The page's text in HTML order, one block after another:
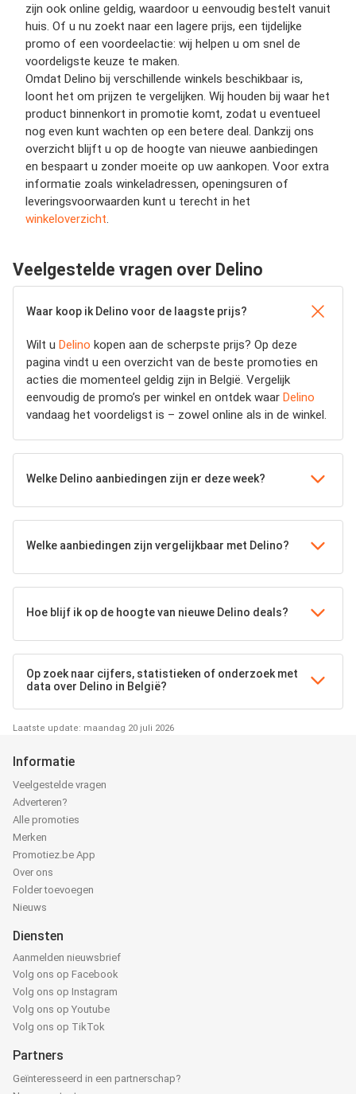
zijn ook online geldig, waardoor u eenvoudig bestelt vanuit
huis. Of u nu zoekt naar een lagere prijs, een tijdelijke
promo of een voordeelactie: wij helpen u om snel de
voordeligste keuze te maken.
Omdat Delino bij verschillende winkels beschikbaar is,
loont het om prijzen te vergelijken. Wij houden bij waar het
product binnenkort in promotie komt, zodat u eventueel
nog even kunt wachten op een betere deal. Dankzij ons
overzicht blijft u op de hoogte van nieuwe aanbiedingen
en bespaart u zonder moeite op uw aankopen. Voor extra
informatie zoals winkeladressen, openingsuren of
leveringsvoorwaarden kunt u terecht in het
winkeloverzicht
Veelgestelde vragen over Delino
Waar koop ik Delino voor de laagste prijs?
Wilt u Delino kopen aan de scherpste prijs? Op deze
pagina vindt u een overzicht van de beste promoties en
acties die momenteel geldig zijn in België. Vergelijk
eenvoudig de promo’s per winkel en ontdek waar Delino
vandaag het voordeligst is – zowel online als in de winkel.
Welke Delino aanbiedingen zijn er deze week?
Welke aanbiedingen zijn vergelijkbaar met Delino?
Hoe blijf ik op de hoogte van nieuwe Delino deals?
Op zoek naar cijfers, statistieken of onderzoek met
data over Delino in België?
Laatste update: maandag 20 juli 2026
Informatie
Veelgestelde vragen
Adverteren?
Alle promoties
Merken
Promotiez.be App
Over ons
Folder toevoegen
Nieuws
Diensten
Aanmelden nieuwsbrief
Volg ons op Facebook
Volg ons op Instagram
Volg ons op Youtube
Volg ons op TikTok
Partners
Geïnteresseerd in een partnerschap?